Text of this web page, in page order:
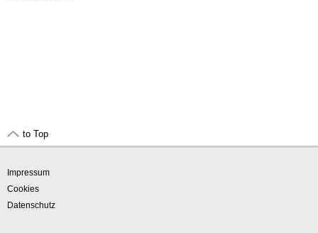
to Top
Impressum
Cookies
Datenschutz